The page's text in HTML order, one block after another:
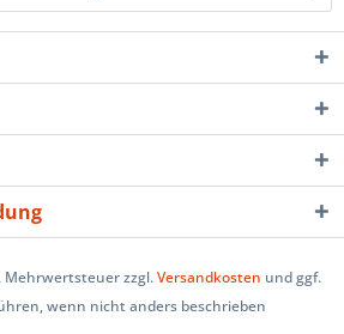
Mehrwertsteuer zzgl.Versandkosten und ggf.
wenn nicht anders beschrieben